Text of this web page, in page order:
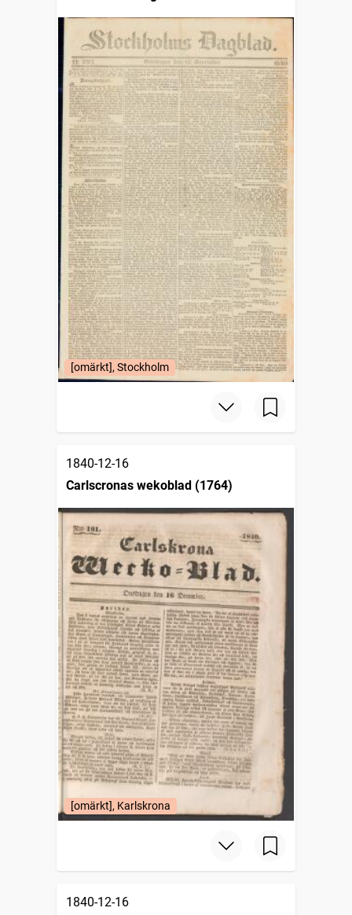
[omärkt], Stockholm
1840-12-16
Carlscronas wekoblad (1764)
[omärkt], Karlskrona
1840-12-16